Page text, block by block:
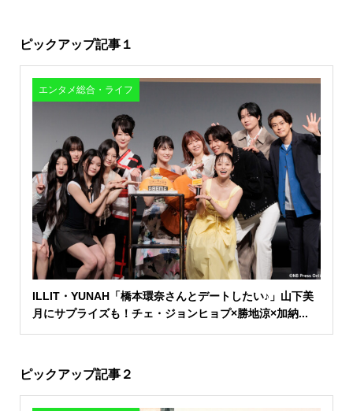
ピックアップ記事１
エンタメ総合・ライフ
ILLIT・YUNAH「橋本環奈さんとデートしたい♪」山下美
月にサプライズも！チェ・ジョンヒョプ×勝地涼×加納...
ピックアップ記事２